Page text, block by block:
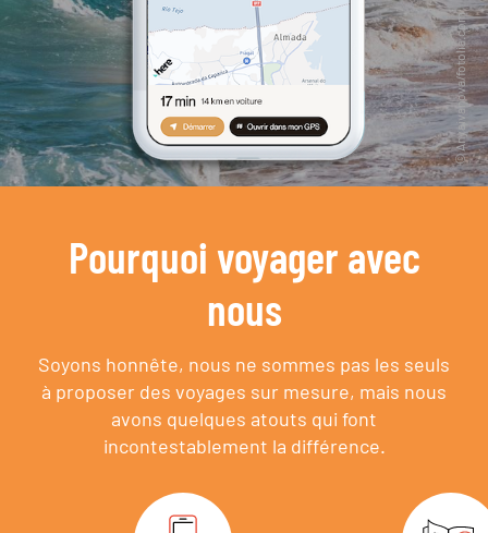
Pourquoi voyager avec
nous
Soyons honnête, nous ne sommes pas les seuls
à proposer des voyages sur mesure, mais nous
avons quelques atouts qui font
incontestablement la différence.